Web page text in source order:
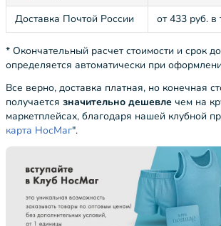
Доставка Почтой России
от 433 руб. в
* Окончательный расчет стоимости и срок
определяется автоматически при
Все верно, доставка платная, но конечная
получается значительно дешевле чем на
маркетплейсах, благодаря нашей клубной
карта НосМаг".